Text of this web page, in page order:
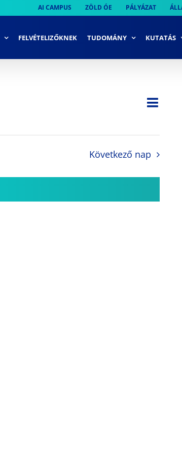
AI CAMPUS ZÖLD ÓE PÁLYÁZAT
FELVÉTELIZŐKNEK TUDOMÁNY KUTATÁS
Nap
Következő nap